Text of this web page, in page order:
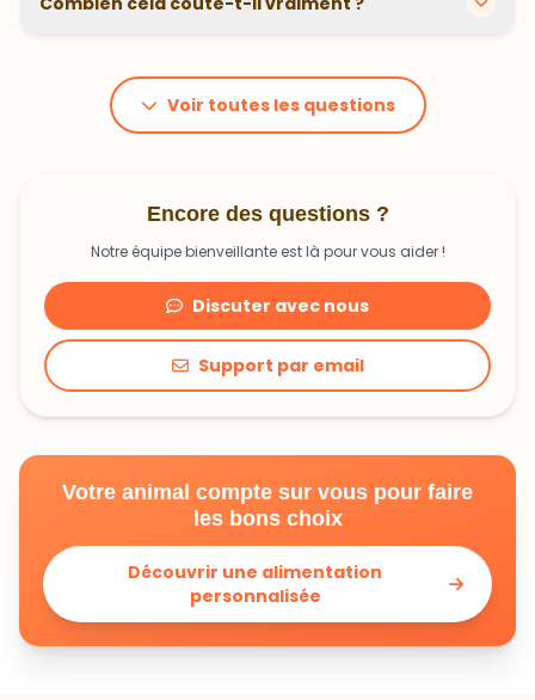
animal. En moyenne, comptez 1,20€ à 1,99€ par jour.
C'est un investissement dans sa santé qui peut vous
faire économiser en frais vétérinaires !
Voir toutes les questions
Encore des questions ?
Notre équipe bienveillante est là pour vous aider !
Discuter avec nous
Support par email
Votre animal compte sur vous pour faire
les bons choix
Découvrir une alimentation
personnalisée